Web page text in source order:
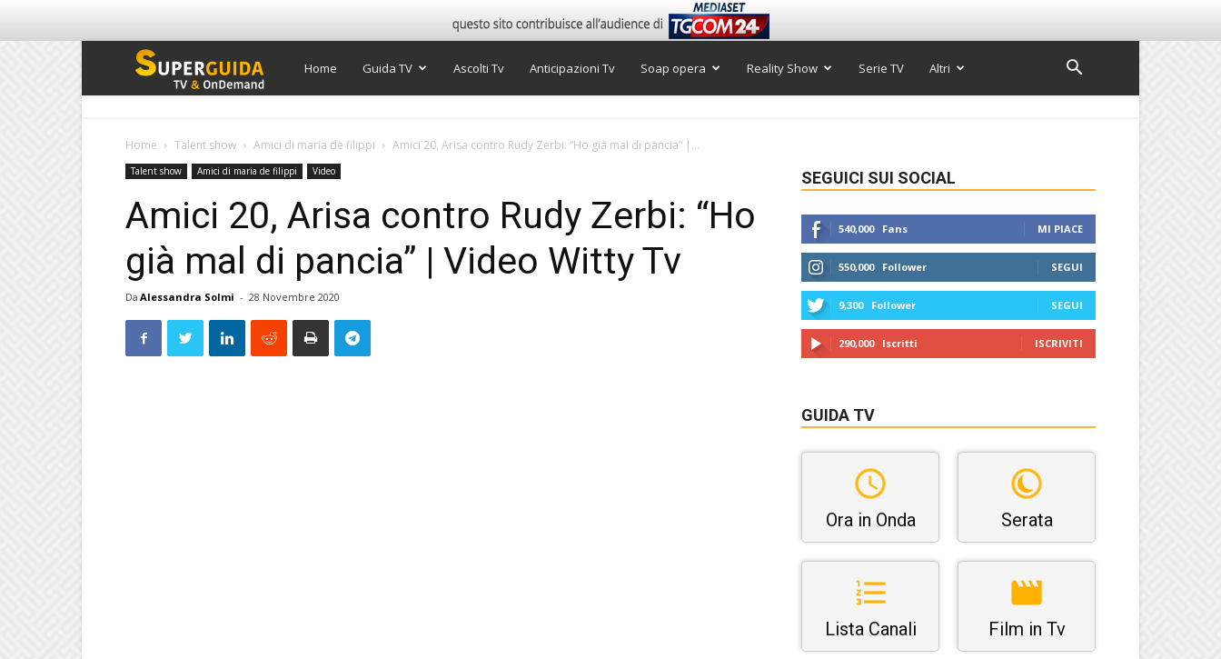
Super
TV
Home Guida TV Ascolti Tv Anticipazioni Tv Soap opera Reality Show Serie TV Altri
Home Talent show Amici di maria de filippi Amici 20, Arisa contro Rudy Zerbi: “Ho già mal di pancia” |...
Talent show Amici di maria de filippi Video
Amici 20, Arisa contro Rudy Zerbi: “Ho
già mal di pancia” | Video Witty Tv
Da Alessandra Solmi - 28 Novembre 2020
SEGUICI SUI SOCIAL
540,000 Fans MI PIACE
550,000 Follower SEGUI
9,300 Follower SEGUI
290,000 Iscritti ISCRIVITI
GUIDA TV
Ora in Onda Serata
Lista Canali Film in Tv